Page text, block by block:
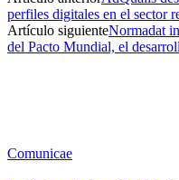
perfiles digitales en el sector
Artículo siguienteNormadat
del Pacto Mundial, el
Comunicae